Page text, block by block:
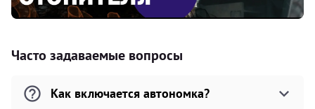
Часто задаваемые вопросы
Как включается автономка?